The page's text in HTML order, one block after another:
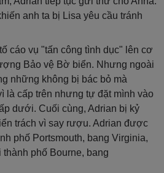
anh ta bị Lisa yêu cầu tránh
cáo vụ "tấn công tình dục" lên cơ
Bảo vệ Bờ biển. Nhưng ngoài
những không bị bác bỏ mà
là cấp trên nhưng tự đặt mình vào
dưới. Cuối cùng, Adrian bị kỷ
trách vì say rượu. Adrian được
phố Portsmouth, bang Virginia,
phố Bourne, bang